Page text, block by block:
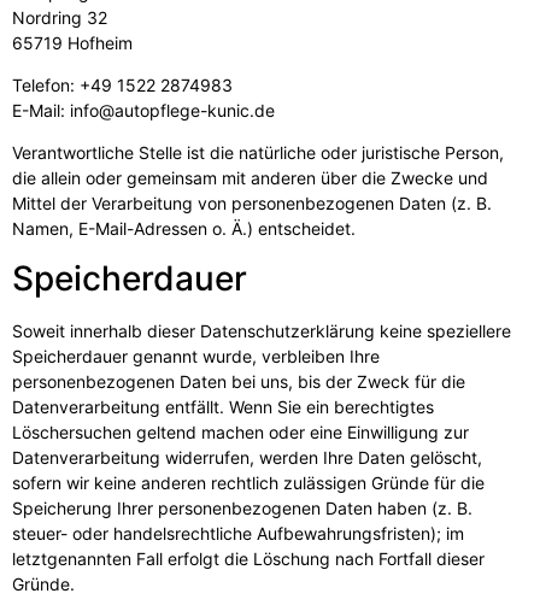
Nordring 32
65719 Hofheim
Telefon: +49 1522 2874983
E-Mail: info@autopflege-kunic.de
Verantwortliche Stelle ist die natürliche oder juristische Person,
die allein oder gemeinsam mit anderen über die Zwecke und
Mittel der Verarbeitung von personenbezogenen Daten (z. B.
Namen, E-Mail-Adressen o. Ä.) entscheidet.
Speicherdauer
Soweit innerhalb dieser Datenschutzerklärung keine speziellere
Speicherdauer genannt wurde, verbleiben Ihre
personenbezogenen Daten bei uns, bis der Zweck für die
Datenverarbeitung entfällt. Wenn Sie ein berechtigtes
Löschersuchen geltend machen oder eine Einwilligung zur
Datenverarbeitung widerrufen, werden Ihre Daten gelöscht,
sofern wir keine anderen rechtlich zulässigen Gründe für die
Speicherung Ihrer personenbezogenen Daten haben (z. B.
steuer- oder handelsrechtliche Aufbewahrungsfristen); im
letztgenannten Fall erfolgt die Löschung nach Fortfall dieser
Gründe.